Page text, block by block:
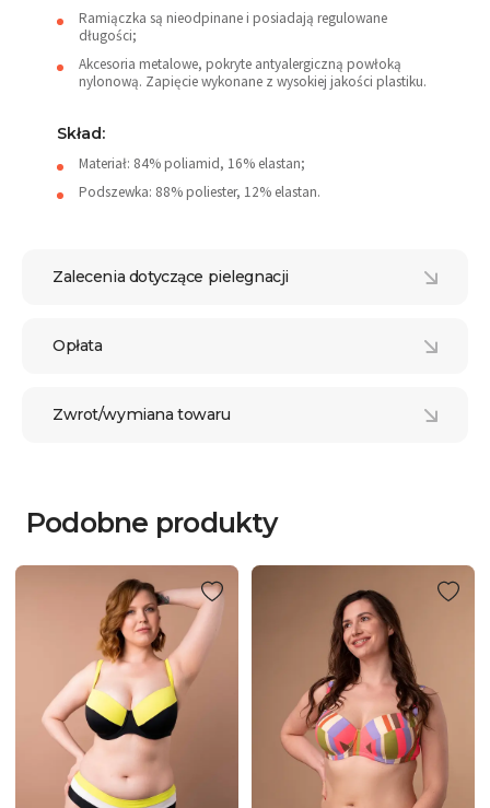
Ramiączka są nieodpinane i posiadają regulowane
długości;
Akcesoria metalowe, pokryte antyalergiczną powłoką
nylonową. Zapięcie wykonane z wysokiej jakości plastiku.
Skład:
Materiał: 84% poliamid, 16% elastan;
Podszewka: 88% poliester, 12% elastan.
Zalecenia dotyczące pielegnacji
Opłata
Zwrot/wymiana towaru
Podobne produkty